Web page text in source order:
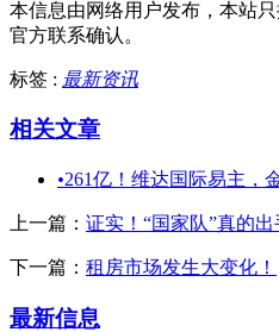
本信息由网络用户发布， 本站
官方联系确认。
标签 : 最新资讯
相关文章
•261亿！维达国际易主，
上一篇： 证实！“国家队”真的出
下一篇： 租房市场发生大变化！
最新信息